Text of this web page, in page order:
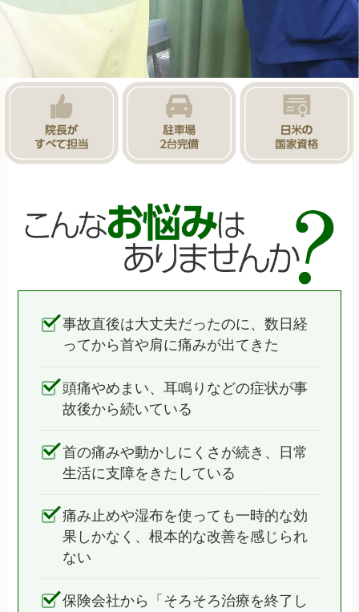
事故直後は大丈夫だったのに、数日経
ってから首や肩に痛みが出てきた
頭痛やめまい、耳鳴りなどの症状が事
故後から続いている
首の痛みや動かしにくさが続き、日常
生活に支障をきたしている
痛み止めや湿布を使っても一時的な効
果しかなく、根本的な改善を感じられ
ない
保険会社から「そろそろ治療を終了し